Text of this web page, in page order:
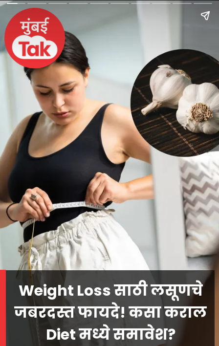
Weight Loss साठी लसूणचे
जबरदस्त फायदे! कसा कराल
Diet मध्ये समावेश?